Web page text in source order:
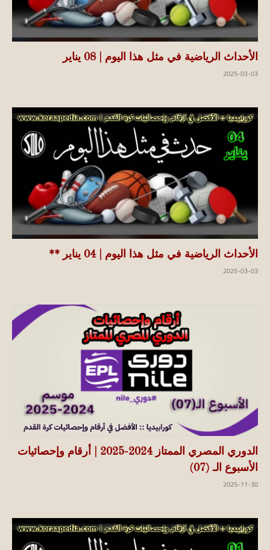
الأحداث الرياضية في مثل هذا اليوم | 08 يناير
2025-03-03
الأحداث الرياضية في مثل هذا اليوم | 04 يناير **
2025-03-03
الدوري المصري الممتاز 2024-2025 | أرقام وإحصائيات
الأسبوع الـ (07)
2025-11-30